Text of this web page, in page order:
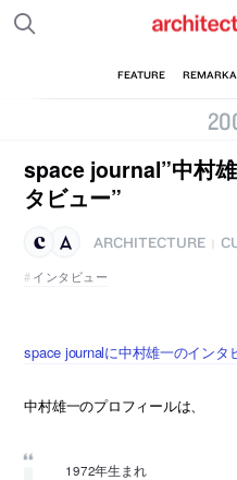
space journal”中村
タビュー”
ARCHITECTURE
インタビュー
space journalに中村雄一のインタ
中村雄一のプロフィールは、
1972年生まれ